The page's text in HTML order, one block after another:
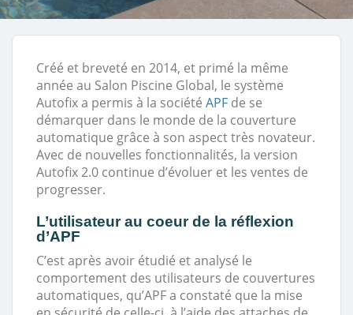
Créé et breveté en 2014, et primé la même
année au Salon Piscine Global, le système
Autofix a permis à la société APF de se
démarquer dans le monde de la couverture
automatique grâce à son aspect très novateur.
Avec de nouvelles fonctionnalités, la version
Autofix 2.0 continue d’évoluer et les ventes de
progresser.
L’utilisateur au coeur de la réflexion
d’APF
C’est après avoir étudié et analysé le
comportement des utilisateurs de couvertures
automatiques, qu’APF a constaté que la mise